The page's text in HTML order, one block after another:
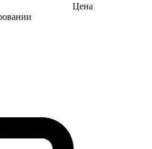
Цена